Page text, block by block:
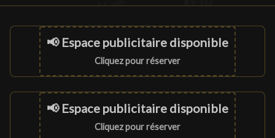
📢 Espace publicitaire disponible
Cliquez pour réserver
📢 Espace publicitaire disponible
Cliquez pour réserver